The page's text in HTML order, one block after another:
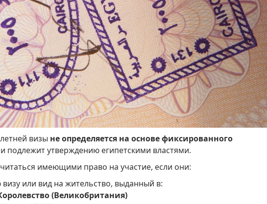
визы не определяется на основе фиксированного
и подлежит утверждению египетскими властями.
имеющими право на участие, если они:
или вид на жительство, выданный в:
(Великобритания)